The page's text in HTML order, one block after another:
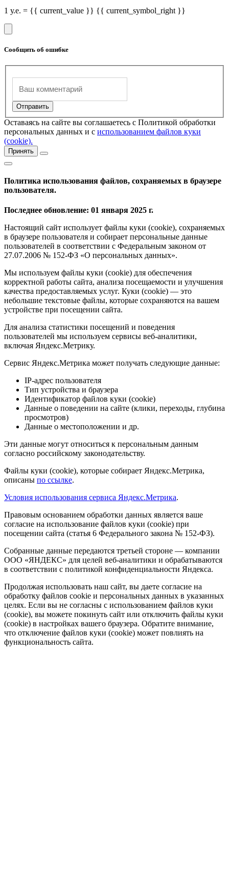
1 у.е. = {{ current_value }} {{ current_symbol_right }}
Сообщить об ошибке
Оставаясь на сайте вы соглашаетесь с Политикой обработки
персональных данных и с использованием файлов куки
(cookie).
Принять
Политика использования файлов, сохраняемых в браузере
пользователя.
Последнее обновление: 01 января 2025 г.
Настоящий сайт использует файлы куки (cookie), сохраняемых
в браузере пользователя и собирает персональные данные
пользователей в соответствии с Федеральным законом от
27.07.2006 № 152-ФЗ «О персональных данных».
Мы используем файлы куки (cookie) для обеспечения
корректной работы сайта, анализа посещаемости и улучшения
качества предоставляемых услуг. Куки (cookie) — это
небольшие текстовые файлы, которые сохраняются на вашем
устройстве при посещении сайта.
Для анализа статистики посещений и поведения
пользователей мы используем сервисы веб-аналитики,
включая Яндекс.Метрику.
Сервис Яндекс.Метрика может получать следующие данные:
IP-адрес пользователя
Тип устройства и браузера
Идентификатор файлов куки (cookie)
Данные о поведении на сайте (клики, переходы, глубина
просмотров)
Данные о местоположении и др.
Эти данные могут относиться к персональным данным
согласно российскому законодательству.
Файлы куки (cookie), которые собирает Яндекс.Метрика,
описаны по ссылке.
Условия использования сервиса Яндекс.Метрика.
Правовым основанием обработки данных является ваше
согласие на использование файлов куки (cookie) при
посещении сайта (статья 6 Федерального закона № 152-ФЗ).
Собранные данные передаются третьей стороне — компании
ООО «ЯНДЕКС» для целей веб-аналитики и обрабатываются
в соответствии с политикой конфиденциальности Яндекса.
Продолжая использовать наш сайт, вы даете согласие на
обработку файлов cookie и персональных данных в указанных
целях. Если вы не согласны с использованием файлов куки
(cookie), вы можете покинуть сайт или отключить файлы куки
(cookie) в настройках вашего браузера. Обратите внимание,
что отключение файлов куки (cookie) может повлиять на
функциональность сайта.